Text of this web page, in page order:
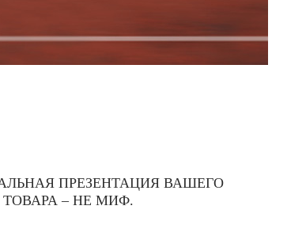
ПРЕЗЕНТАЦИЯ ВАШЕГО
– НЕ МИФ.